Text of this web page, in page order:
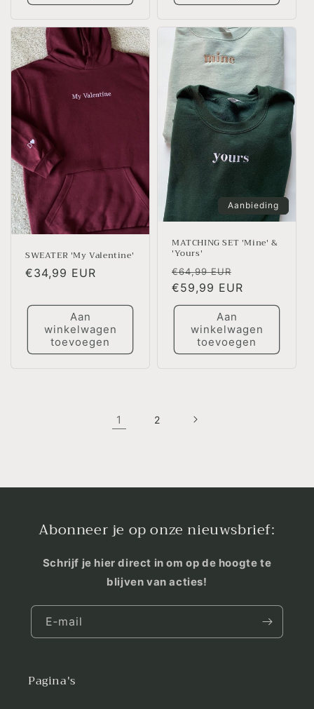
SWEATER 'My Valentine'
Normale
€34,99 EUR
Aan
winkelwagen
toevoegen
Aanbieding
MATCHING SET 'Mine' &
'Yours'
Normale
prijs
€64,99 EUR
€59,99 EUR
Aan
winkelwagen
toevoegen
1 2
Abonneer je op onze nieuwsbrief:
Schrijf je hier direct in om op de hoogte te
blijven van acties!
E‑mail
Pagina's